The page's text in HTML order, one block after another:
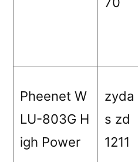
Pheenet W
LU-803G H
igh Power
zyda
s zd
1211